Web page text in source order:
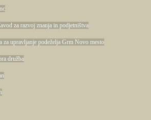
za razvoj znanja in podjetništva
za upravljanje podeželja Grm Novo mesto
družba